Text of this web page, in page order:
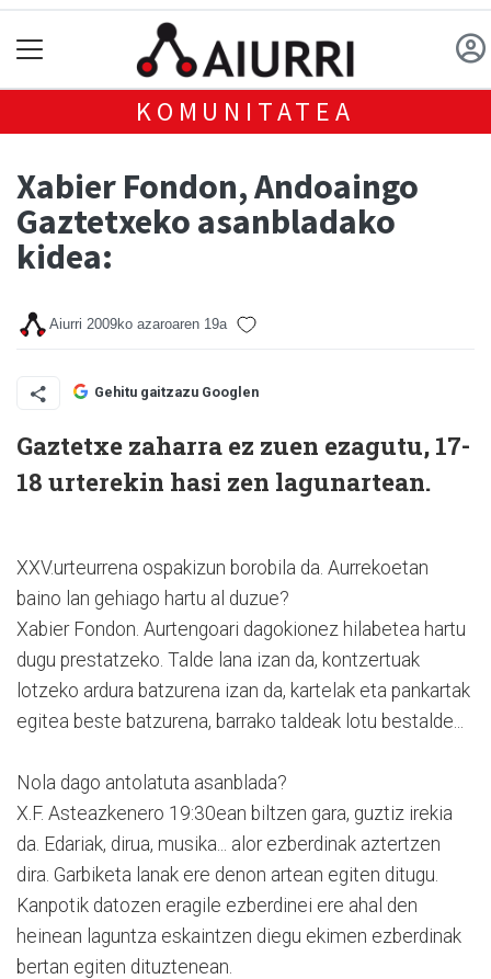
KOMUNITATEA
Xabier Fondon, Andoaingo
Gaztetxeko asanbladako
kidea:
Aiurri 2009ko azaroaren 19a
Gehitu gaitzazu Googlen
Gaztetxe zaharra ez zuen ezagutu, 17-
18 urterekin hasi zen lagunartean.
XXV.urteurrena ospakizun borobila da. Aurrekoetan
baino lan gehiago hartu al duzue?
Xabier Fondon. Aurtengoari dagokionez hilabetea hartu
dugu prestatzeko. Talde lana izan da, kontzertuak
lotzeko ardura batzurena izan da, kartelak eta pankartak
egitea beste batzurena, barrako taldeak lotu bestalde...
Nola dago antolatuta asanblada?
X.F. Asteazkenero 19:30ean biltzen gara, guztiz irekia
da. Edariak, dirua, musika... alor ezberdinak aztertzen
dira. Garbiketa lanak ere denon artean egiten ditugu.
Kanpotik datozen eragile ezberdinei ere ahal den
heinean laguntza eskaintzen diegu ekimen ezberdinak
bertan egiten dituztenean.